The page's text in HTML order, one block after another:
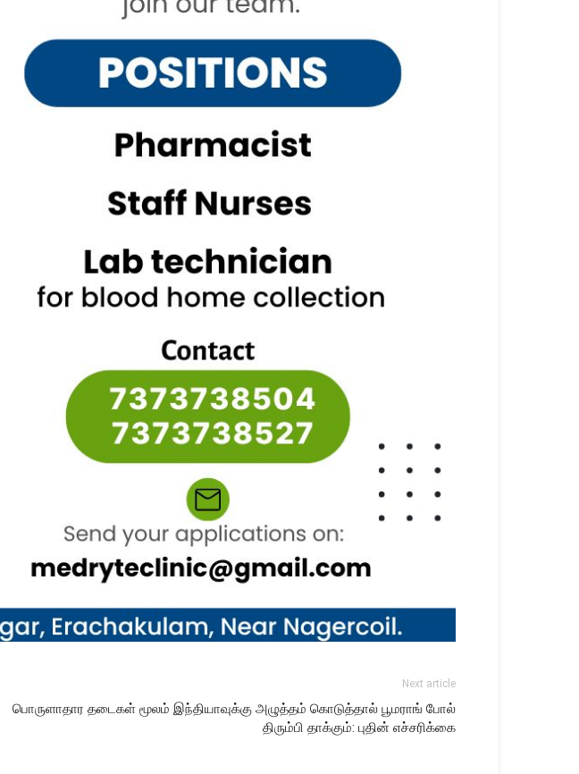
Next article
பொருளாதார தடைகள் மூலம் இந்தியாவுக்கு அழுத்தம் கொடுத்தால் பூமராங் போல்
திரும்பி தாக்கும்: புதின் எச்சரிக்கை